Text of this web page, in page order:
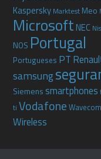
Kaspersky Marktest Meo
MicrosoftNEC
NOS Portugal
Portugueses PT
samsung
Siemenssmartphones
ti Vodafone Wavecom
Wireless